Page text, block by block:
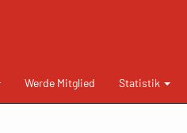
Werde Mitglied Statistik